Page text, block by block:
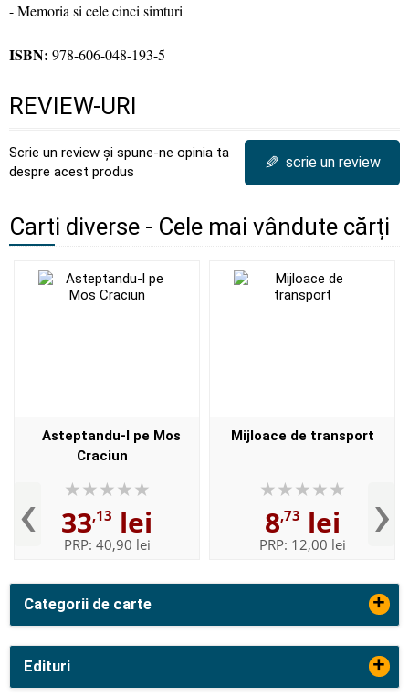
Categorii de carte +
Edituri +
- Memoria si cele cinci simturi
ISBN: 978-606-048-193-5
REVIEW-URI
Scrie un review și spune-ne opinia ta
despre acest produs
✎ scrie un review
Carti diverse - Cele mai vândute cărți
‹
Asteptandu-l pe Mos
Craciun
33,13 lei
PRP: 40,90 lei
Mijloace de transport
8,73 lei
PRP: 12,00 lei ›